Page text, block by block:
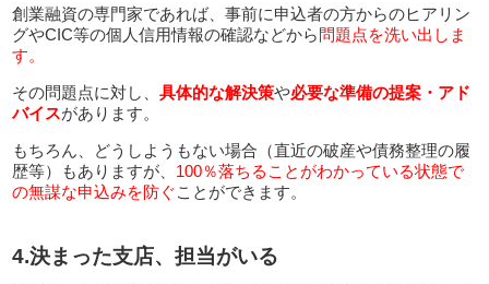
創業融資の専門家であれば、事前に申込者の方からのヒアリン
グやCIC等の個人信用情報の確認などから問題点を洗い出しま
す。
その問題点に対し、具体的な解決策や必要な準備の提案・アド
バイスがあります。
もちろん、どうしようもない場合（直近の破産や債務整理の履
歴等）もありますが、 100％落ちることがわかっている状態で
の無謀な申込みを防ぐことができます。
4.決まった支店、担当がいる